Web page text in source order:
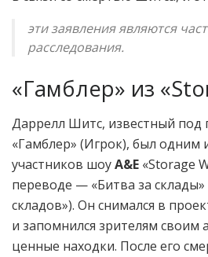
эти заявления являются
расследования.
«Гамблер» из
Даррелл Шитс, известный
«Гамблер» (Игрок), был одним
участников шоуA&E «Storage
переводе — «Битва за
складов»). Он снимался в
и запомнился зрителям своим
ценные находки. После его